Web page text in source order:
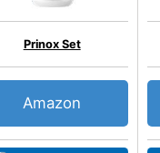
Prinox Set
Amazon